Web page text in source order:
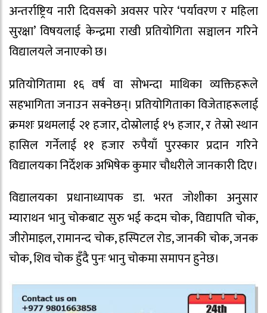
अन्तर्राष्ट्रिय नारी दिवसको अवसर पारेर ‘पर्यावरण र महिला
सुरक्षा’ विषयलाई केन्द्रमा राखी प्रतियोगिता सञ्चालन गरिने
विद्यालयले जनाएको छ।
प्रतियोगितामा १६ वर्ष वा सोभन्दा माथिका व्यक्तिहरूले
सहभागिता जनाउन सक्नेछन्। प्रतियोगिताका विजेताहरूलाई
क्रमशः प्रथमलाई २१ हजार, दोस्रोलाई १५ हजार, र तेस्रो स्थान
हासिल गर्नेलाई ११ हजार रुपैयाँ पुरस्कार प्रदान गरिने
विद्यालयका निर्देशक अभिषेक कुमार चौधरीले जानकारी दिए।
विद्यालयका प्रधानाध्यापक डा. भरत जोशीका अनुसार
म्याराथन भानु चोकबाट सुरु भई कदम चोक, विद्यापति चोक,
जीरोमाइल, रामानन्द चोक, हस्पिटल रोड, जानकी चोक, जनक
चोक, शिव चोक हुँदै पुनः भानु चोकमा समापन हुनेछ।